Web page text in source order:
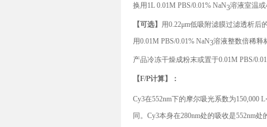
换用1L 0.01M PBS/0.01% NaN3溶液室温
【可选】 用0.22μm低吸附滤膜过滤透析后
用0.01M PBS/0.01% NaN3溶液整数倍稀释
产品冷冻干燥成粉末或置于0.01M PBS/
【F/P计算】：
Cy3在552nm下的摩尔吸光系数为150,000 L⋅
同。Cy3本身在280nm处的吸收是552nm